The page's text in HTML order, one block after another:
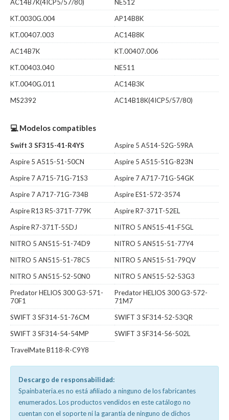
AC14B7K(4ICP5/57/80)
NE512
KT.0030G.004
AP14B8K
KT.00407.003
AC14B8K
AC14B7K
KT.00407.006
KT.00403.040
NE511
KT.0040G.011
AC14B3K
MS2392
AC14B18K(4ICP5/57/80)
💻 Modelos compatibles
Swift 3 SF315-41-R4YS
Aspire 5 A514-52G-59RA
Aspire 5 A515-51-50CN
Aspire 5 A515-51G-823N
Aspire 7 A715-71G-71S3
Aspire 7 A717-71G-54GK
Aspire 7 A717-71G-734B
Aspire ES1-572-3574
Aspire R13 R5-371T-779K
Aspire R7-371T-52EL
Aspire R7-371T-55DJ
NITRO 5 AN515-41-F5GL
NITRO 5 AN515-51-74D9
NITRO 5 AN515-51-77Y4
NITRO 5 AN515-51-78C5
NITRO 5 AN515-51-79QV
NITRO 5 AN515-52-50N0
NITRO 5 AN515-52-53G3
Predator HELIOS 300 G3-571-
70F1
Predator HELIOS 300 G3-572-
71M7
SWIFT 3 SF314-51-76CM
SWIFT 3 SF314-52-53QR
SWIFT 3 SF314-54-54MP
SWIFT 3 SF314-56-502L
TravelMate B118-R-C9Y8
Descargo de responsabilidad:
Spainbateria.es no está afiliado a ninguno de los fabricantes
enumerados. Los productos vendidos en este catálogo no
cuentan con el soporte ni la garantía de ninguno de dichos